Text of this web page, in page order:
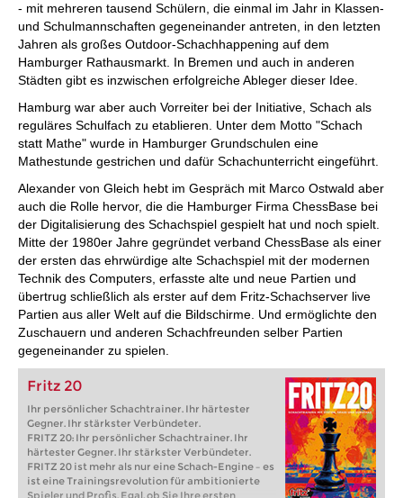
- mit mehreren tausend Schülern, die einmal im Jahr in Klassen-
und Schulmannschaften gegeneinander antreten, in den letzten
Jahren als großes Outdoor-Schachhappening auf dem
Hamburger Rathausmarkt. In Bremen und auch in anderen
Städten gibt es inzwischen erfolgreiche Ableger dieser Idee.
Hamburg war aber auch Vorreiter bei der Initiative, Schach als
reguläres Schulfach zu etablieren. Unter dem Motto "Schach
statt Mathe" wurde in Hamburger Grundschulen eine
Mathestunde gestrichen und dafür Schachunterricht eingeführt.
Alexander von Gleich hebt im Gespräch mit Marco Ostwald aber
auch die Rolle hervor, die die Hamburger Firma ChessBase bei
der Digitalisierung des Schachspiel gespielt hat und noch spielt.
Mitte der 1980er Jahre gegründet verband ChessBase als einer
der ersten das ehrwürdige alte Schachspiel mit der modernen
Technik des Computers, erfasste alte und neue Partien und
übertrug schließlich als erster auf dem Fritz-Schachserver live
Partien aus aller Welt auf die Bildschirme. Und ermöglichte den
Zuschauern und anderen Schachfreunden selber Partien
gegeneinander zu spielen.
Fritz 20
Ihr persönlicher Schachtrainer. Ihr härtester
Gegner. Ihr stärkster Verbündeter.
FRITZ 20: Ihr persönlicher Schachtrainer. Ihr
härtester Gegner. Ihr stärkster Verbündeter.
FRITZ 20 ist mehr als nur eine Schach-Engine – es
ist eine Trainingsrevolution für ambitionierte
Spieler und Profis. Egal, ob Sie Ihre ersten